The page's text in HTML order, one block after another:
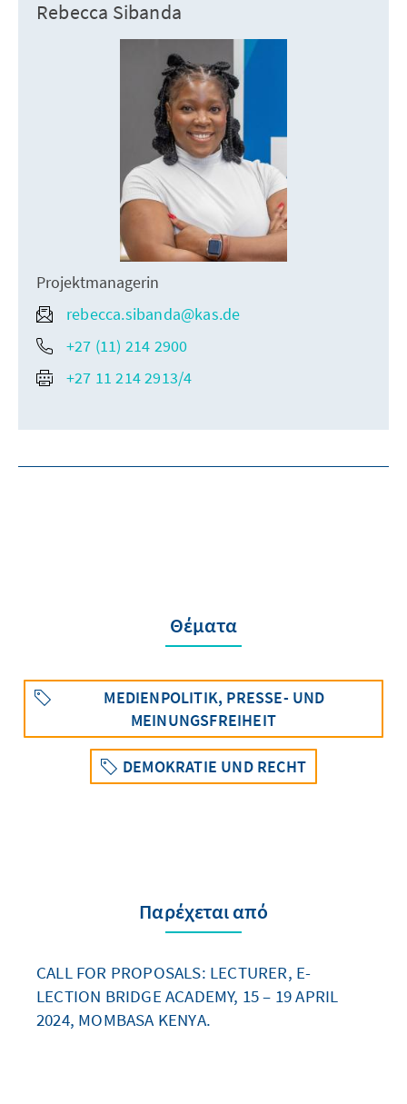
Rebecca Sibanda
Projektmanagerin
rebecca.sibanda@kas.de
+27 (11) 214 2900
+27 11 214 2913/4
Θέματα
MEDIENPOLITIK, PRESSE- UND
MEINUNGSFREIHEIT
DEMOKRATIE UND RECHT
Παρέχεται από
CALL FOR PROPOSALS: LECTURER, E-
LECTION BRIDGE ACADEMY, 15 – 19 APRIL
2024, MOMBASA KENYA.